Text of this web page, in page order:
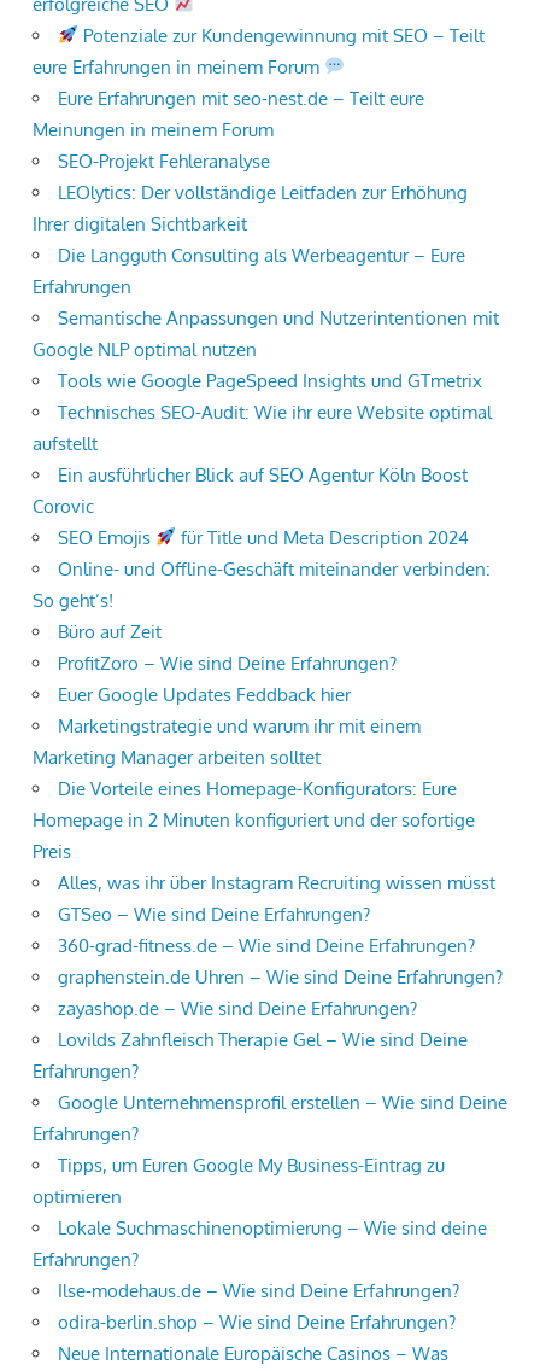
Potenziale zur Kundengewinnung mit SEO – Teilt
eure Erfahrungen in meinem Forum
Eure Erfahrungen mit seo-nest.de – Teilt eure
Meinungen in meinem Forum
SEO-Projekt Fehleranalyse
LEOlytics: Der vollständige Leitfaden zur Erhöhung
Ihrer digitalen Sichtbarkeit
Die Langguth Consulting als Werbeagentur – Eure
Erfahrungen
Semantische Anpassungen und Nutzerintentionen mit
Google NLP optimal nutzen
Tools wie Google PageSpeed Insights und GTmetrix
Technisches SEO-Audit: Wie ihr eure Website optimal
aufstellt
Ein ausführlicher Blick auf SEO Agentur Köln Boost
Corovic
SEO Emojis
für Title und Meta Description 2024
Online- und Offline-Geschäft miteinander verbinden:
So geht’s!
Büro auf Zeit
ProfitZoro – Wie sind Deine Erfahrungen?
Euer Google Updates Feddback hier
Marketingstrategie und warum ihr mit einem
Marketing Manager arbeiten solltet
Die Vorteile eines Homepage-Konfigurators: Eure
Homepage in 2 Minuten konfiguriert und der sofortige
Preis
Alles, was ihr über Instagram Recruiting wissen müsst
GTSeo – Wie sind Deine Erfahrungen?
360-grad-fitness.de – Wie sind Deine Erfahrungen?
graphenstein.de Uhren – Wie sind Deine Erfahrungen?
zayashop.de – Wie sind Deine Erfahrungen?
Lovilds Zahnfleisch Therapie Gel – Wie sind Deine
Erfahrungen?
Google Unternehmensprofil erstellen – Wie sind Deine
Erfahrungen?
Tipps, um Euren Google My Business-Eintrag zu
optimieren
Lokale Suchmaschinenoptimierung – Wie sind deine
Erfahrungen?
Ilse-modehaus.de – Wie sind Deine Erfahrungen?
odira-berlin.shop – Wie sind Deine Erfahrungen?
Neue Internationale Europäische Casinos – Was